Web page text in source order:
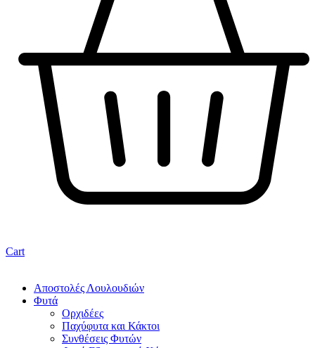
Cart
Αποστολές Λουλουδιών
Φυτά
Ορχιδέες
Παχύφυτα και Κάκτοι
Συνθέσεις Φυτών